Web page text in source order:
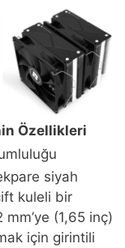
Özellikleri
siyah
kuleli bir
(1,65 inç)
için girintili